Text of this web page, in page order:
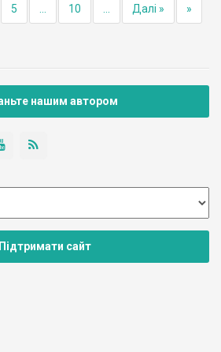
5 10 Далі » »
нашим автором
Підтримати сайт